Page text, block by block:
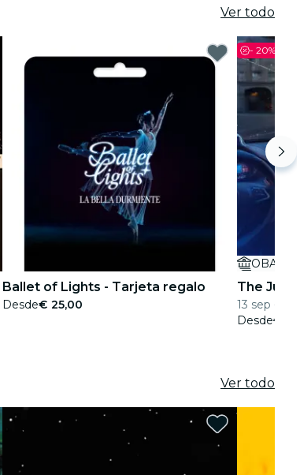
Ver todo
Ballet of Lights - Tarjeta regalo
Desde€ 25,00
- 20%
OBA
The Jury
13 sep - 15
Desde€
Ver todo